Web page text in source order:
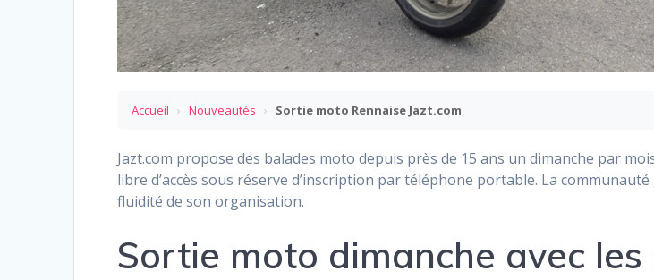
Accueil › Nouveautés › Sortie moto Rennaise Jazt.com
Jazt.com propose des balades moto depuis près de 15 ans un dimanche par
libre d’accès sous réserve d’inscription par téléphone portable. La
fluidité de son organisation.
Sortie moto dimanche avec les